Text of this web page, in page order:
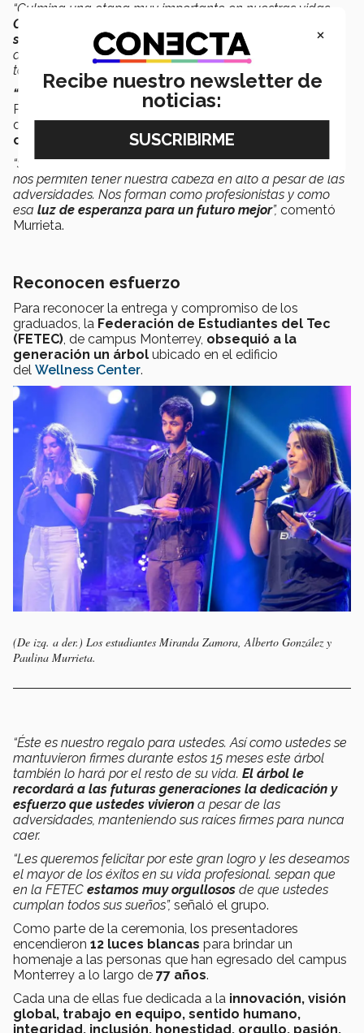
“Culmina una etapa muy importante en nuestras vidas.
Cada uno de nosotros tuvo la oportunidad de escribir
su propia historia en el Tec. Nos quedan estos días para
disfrutar este gran logro. Muchas muchas felicidades a
todos”, abordó el estudiante.
“¡Ya nos graduamos!”, esa fue la frase con la que
Paulina arrancó sus palabras para la generación 121, a
quienes dijo ahora es responsable deseguir en
constante aprendizajey poder inspirar a otros.
“Somos un conjunto de nuestras experiencias las cuales
nos permiten tener nuestra cabeza en alto a pesar de las
adversidades. Nos forman como profesionistas y como
esa luz de esperanza para un futuro mejor”, comentó
Murrieta.
Reconocen esfuerzo
Para reconocer la entrega y compromiso de los
graduados, la Federación de Estudiantes del Tec
(FETEC), de campus Monterrey, obsequió a la
generación un árbol ubicado en el edificio
del Wellness Center.
(De izq. a der.) Los estudiantes Miranda Zamora, Alberto González y
Paulina Murrieta.
“Éste es nuestro regalo para ustedes. Así como ustedes se
mantuvieron firmes durante estos 15 meses este árbol
también lo hará por el resto de su vida. El árbol le
recordará a las futuras generaciones la dedicación y
esfuerzo que ustedes vivieron a pesar de las
adversidades, manteniendo sus raíces firmes para nunca
caer.
“Les queremos felicitar por este gran logro y les deseamos
el mayor de los éxitos en su vida profesional. sepan que
en la FETEC estamos muy orgullosos de que ustedes
cumplan todos sus sueños”, señaló el grupo.
Como parte de la ceremonia, los presentadores
encendieron 12 luces blancas para brindar un
homenaje a las personas que han egresado del campus
Monterrey a lo largo de 77 años.
Cada una de ellas fue dedicada a la innovación, visión
global, trabajo en equipo, sentido humano,
integridad, inclusión, honestidad, orgullo, pasión,
×
Recibe nuestro newsletter de
noticias: